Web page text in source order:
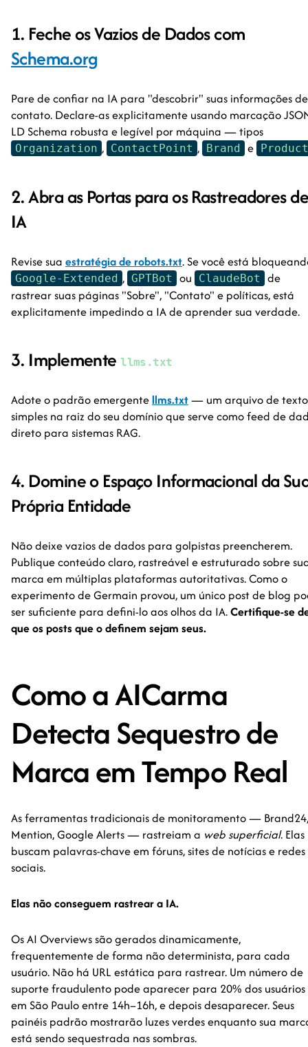
1. Feche os Vazios de Dados com
Schema.org
Pare de confiar na IA para "descobrir" suas informações de
contato. Declare-as explicitamente usando marcação
LD Schema robusta e legível por máquina — tipos
Organization , ContactPoint , Brand e Product
2. Abra as Portas para os Rastreadores
IA
Revise sua estratégia de robots.txt. Se você está
Google-Extended , GPTBot ou ClaudeBot
de
rastrear suas páginas "Sobre", "Contato" e políticas, está
explicitamente impedindo a IA de aprender sua verdade.
3. Implementellms.txt
Adote o padrão emergentellms.txt— um arquivo de texto
simples na raiz do seu domínio que serve como feed de
direto para sistemas RAG.
4. Domine o Espaço Informacional da
Própria Entidade
Não deixe vazios de dados para golpistas preencherem.
Publique conteúdo claro, rastreável e estruturado sobre
marca em múltiplas plataformas autoritativas. Como o
experimento de Germain provou, um único post de blog
ser suficiente para defini-lo aos olhos da IA.Certifique-se
que os posts que o definem sejam seus.
Como a AICarma
Detecta Sequestro de
Marca em Tempo Real
As ferramentas tradicionais de monitoramento — Brand24,
Mention, Google Alerts — rastreiam a web superficial. Elas
buscam palavras-chave em fóruns, sites de notícias e redes
sociais.
Elas não conseguem rastrear a IA.
Os AI Overviews são gerados dinamicamente,
frequentemente de forma não determinista, para cada
usuário. Não há URL estática para rastrear. Um número de
suporte fraudulento pode aparecer para 20% dos usuários
em São Paulo entre 14h–16h, e depois desaparecer. Seus
painéis padrão mostrarão luzes verdes enquanto sua
está sendo sequestrada nas sombras.